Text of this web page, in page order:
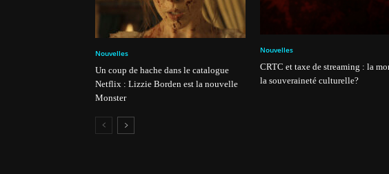
Nouvelles
Un coup de hache dans le catalogue
Netflix : Lizzie Borden est la nouvelle
Monster
Nouvelles
CRTC et taxe de streaming : la
la souveraineté culturelle?